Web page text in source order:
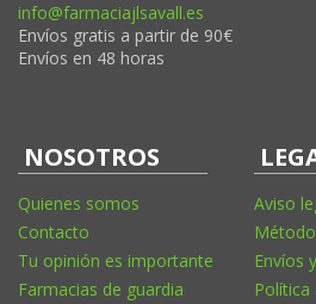
info@farmaciajlsavall.es
Envíos gratis a partir de 90€
Envíos en 48 horas
NOSOTROS
Quienes somos
Contacto
Tu opinión es importante
Farmacias de guardia
Aviso
Envíos
Política